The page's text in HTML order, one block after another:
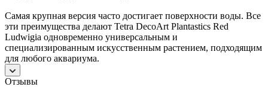
Самая крупная версия часто достигает поверхности воды. Все
эти преимущества делают Tetra DecoArt Plantastics Red
Ludwigia одновременно универсальным и
специализированным искусственным растением, подходящим
для любого аквариума.
Отзывы